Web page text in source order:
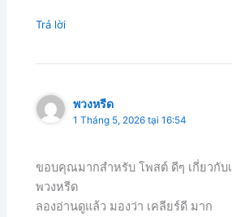
Trả lời
พวงหรีด
1 Tháng 5, 2026 tại 16:54
ขอบคุณมากสำหรับ โพสต์ ดีๆ เกี่ยวกับ
พวงหรีด
ลองอ่านดูแล้ว มองว่า เคลียร์ดี มาก